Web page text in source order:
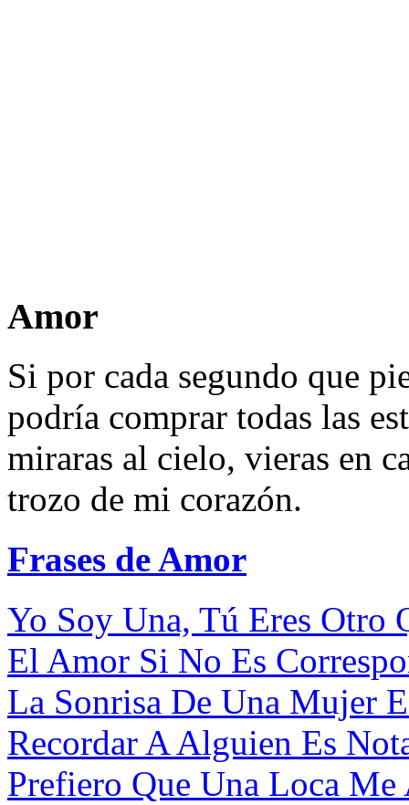
Amor
Si por cada segundo que
podría comprar todas las
miraras al cielo, vieras en
trozo de mi corazón.
Frases de Amor
Yo Soy Una, Tú Eres Otro
El Amor Si No Es
La Sonrisa De Una Mujer
Recordar A Alguien Es
Prefiero Que Una Loca Me